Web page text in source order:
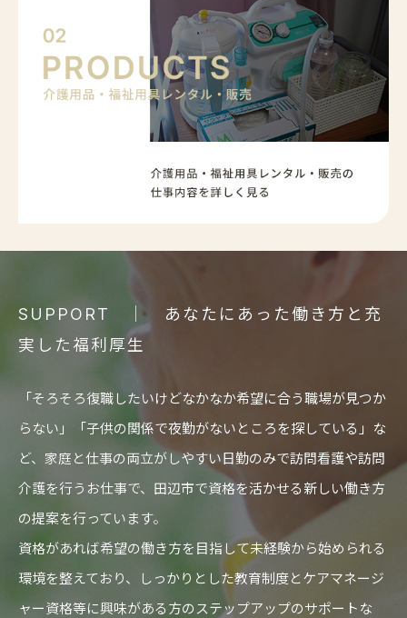
SUPPORT
｜ あなたにあった働き方と充
実した福利厚生
「そろそろ復職したいけどなかなか希望に合う職場が見つか
らない」「子供の関係で夜勤がないところを探している」な
ど、家庭と仕事の両立がしやすい日勤のみで訪問看護や訪問
介護を行うお仕事で、田辺市で資格を活かせる新しい働き方
の提案を行っています。
資格があれば希望の働き方を目指して未経験から始められる
環境を整えており、しっかりとした教育制度とケアマネージ
ャー資格等に興味がある方のステップアップのサポートな